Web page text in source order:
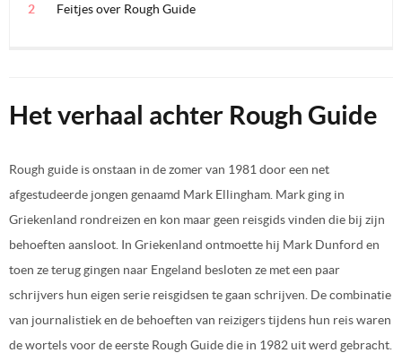
Feitjes over Rough Guide
Het verhaal achter Rough Guide
Rough guide is onstaan in de zomer van 1981 door een net
afgestudeerde jongen genaamd Mark Ellingham. Mark ging in
Griekenland rondreizen en kon maar geen reisgids vinden die bij zijn
behoeften aansloot. In Griekenland ontmoette hij Mark Dunford en
toen ze terug gingen naar Engeland besloten ze met een paar
schrijvers hun eigen serie reisgidsen te gaan schrijven. De combinatie
van journalistiek en de behoeften van reizigers tijdens hun reis waren
de wortels voor de eerste Rough Guide die in 1982 uit werd gebracht.